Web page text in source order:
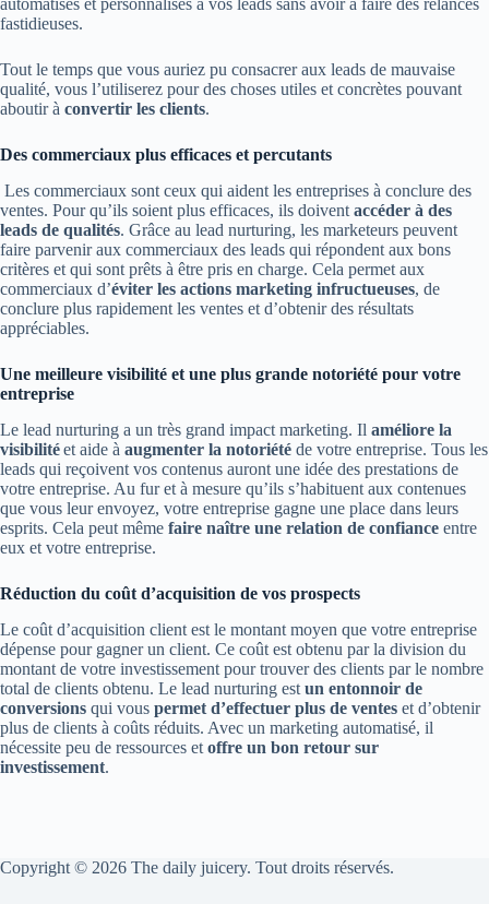
automatisés et personnalisés à vos leads sans avoir à faire des relances
fastidieuses.
Tout le temps que vous auriez pu consacrer aux leads de mauvaise
qualité, vous l’utiliserez pour des choses utiles et concrètes pouvant
aboutir à convertir les clients.
Des commerciaux plus efficaces et percutants
Les commerciaux sont ceux qui aident les entreprises à conclure des
ventes. Pour qu’ils soient plus efficaces, ils doivent accéder à des
leads de qualités. Grâce au lead nurturing, les marketeurs peuvent
faire parvenir aux commerciaux des leads qui répondent aux bons
critères et qui sont prêts à être pris en charge. Cela permet aux
commerciaux d’éviter les actions marketing infructueuses, de
conclure plus rapidement les ventes et d’obtenir des résultats
appréciables.
Une meilleure visibilité et une plus grande notoriété pour votre
entreprise
Le lead nurturing a un très grand impact marketing. Il améliore la
visibilitéet aide à augmenter la notoriété de votre entreprise. Tous les
leads qui reçoivent vos contenus auront une idée des prestations de
votre entreprise. Au fur et à mesure qu’ils s’habituent aux contenues
que vous leur envoyez, votre entreprise gagne une place dans leurs
esprits. Cela peut même faire naître une relation de confiance entre
eux et votre entreprise.
Réduction du coût d’acquisition de vos prospects
Le coût d’acquisition client est le montant moyen que votre entreprise
dépense pour gagner un client. Ce coût est obtenu par la division du
montant de votre investissement pour trouver des clients par le nombre
total de clients obtenu. Le lead nurturing est un entonnoir de
conversions qui vous permet d’effectuer plus de ventes et d’obtenir
plus de clients à coûts réduits. Avec un marketing automatisé, il
nécessite peu de ressources et offre un bon retour sur
investissement.
Copyright © 2026 The daily juicery. Tout droits réservés.